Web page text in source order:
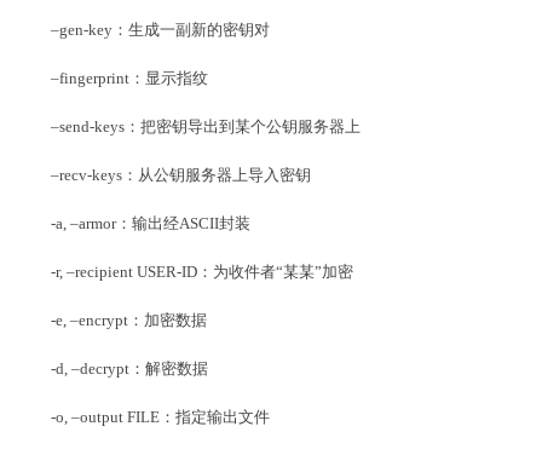
–gen-key：生成一副新的密钥对
–fingerprint：显示指纹
–send-keys：把密钥导出到某个公钥服务器上
–recv-keys：从公钥服务器上导入密钥
-a, –armor：输出经ASCII封装
-r, –recipient USER-ID：为收件者“某某”加密
-e, –encrypt：加密数据
-d, –decrypt：解密数据
-o, –output FILE：指定输出文件